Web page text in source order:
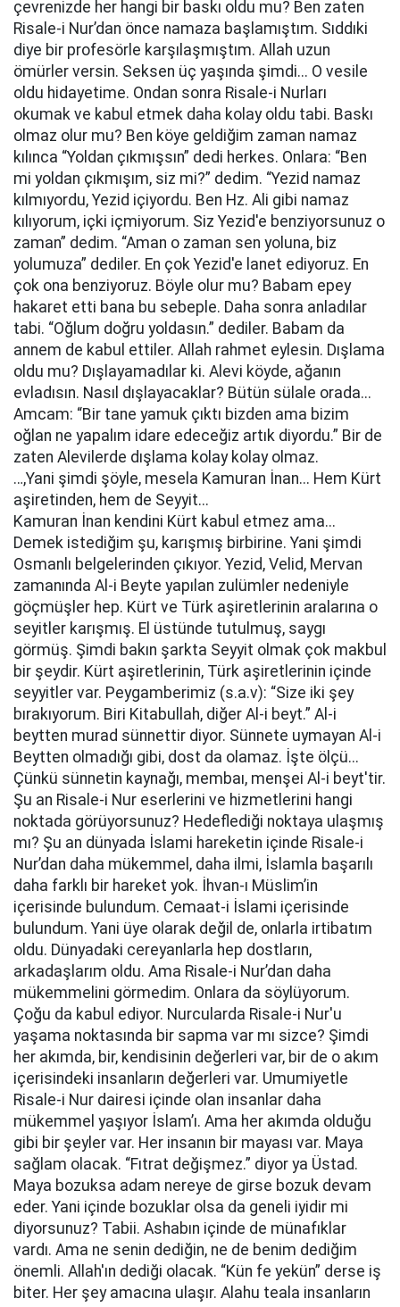
çevrenizde her hangi bir baskı oldu mu? Ben zaten
Risale-i Nur’dan önce namaza başlamıştım. Sıddıki
diye bir profesörle karşılaşmıştım. Allah uzun
ömürler versin. Seksen üç yaşında şimdi... O vesile
oldu hidayetime. Ondan sonra Risale-i Nurları
okumak ve kabul etmek daha kolay oldu tabi. Baskı
olmaz olur mu? Ben köye geldiğim zaman namaz
kılınca “Yoldan çıkmışsın” dedi herkes. Onlara: “Ben
mi yoldan çıkmışım, siz mi?” dedim. “Yezid namaz
kılmıyordu, Yezid içiyordu. Ben Hz. Ali gibi namaz
kılıyorum, içki içmiyorum. Siz Yezid'e benziyorsunuz o
zaman” dedim. “Aman o zaman sen yoluna, biz
yolumuza” dediler. En çok Yezid'e lanet ediyoruz. En
çok ona benziyoruz. Böyle olur mu? Babam epey
hakaret etti bana bu sebeple. Daha sonra anladılar
tabi. “Oğlum doğru yoldasın.” dediler. Babam da
annem de kabul ettiler. Allah rahmet eylesin. Dışlama
oldu mu? Dışlayamadılar ki. Alevi köyde, ağanın
evladısın. Nasıl dışlayacaklar? Bütün sülale orada...
Amcam: “Bir tane yamuk çıktı bizden ama bizim
oğlan ne yapalım idare edeceğiz artık diyordu.” Bir de
zaten Alevilerde dışlama kolay kolay olmaz.
…,Yani şimdi şöyle, mesela Kamuran İnan... Hem Kürt
aşiretinden, hem de Seyyit...
Kamuran İnan kendini Kürt kabul etmez ama...
Demek istediğim şu, karışmış birbirine. Yani şimdi
Osmanlı belgelerinden çıkıyor. Yezid, Velid, Mervan
zamanında Al-i Beyte yapılan zulümler nedeniyle
göçmüşler hep. Kürt ve Türk aşiretlerinin aralarına o
seyitler karışmış. El üstünde tutulmuş, saygı
görmüş. Şimdi bakın şarkta Seyyit olmak çok makbul
bir şeydir. Kürt aşiretlerinin, Türk aşiretlerinin içinde
seyyitler var. Peygamberimiz (s.a.v): “Size iki şey
bırakıyorum. Biri Kitabullah, diğer Al-i beyt.” Al-i
beytten murad sünnettir diyor. Sünnete uymayan Al-i
Beytten olmadığı gibi, dost da olamaz. İşte ölçü...
Çünkü sünnetin kaynağı, membaı, menşei Al-i beyt'tir.
Şu an Risale-i Nur eserlerini ve hizmetlerini hangi
noktada görüyorsunuz? Hedeflediği noktaya ulaşmış
mı? Şu an dünyada İslami hareketin içinde Risale-i
Nur’dan daha mükemmel, daha ilmi, İslamla başarılı
daha farklı bir hareket yok. İhvan-ı Müslim’in
içerisinde bulundum. Cemaat-i İslami içerisinde
bulundum. Yani üye olarak değil de, onlarla irtibatım
oldu. Dünyadaki cereyanlarla hep dostların,
arkadaşlarım oldu. Ama Risale-i Nur’dan daha
mükemmelini görmedim. Onlara da söylüyorum.
Çoğu da kabul ediyor. Nurcularda Risale-i Nur'u
yaşama noktasında bir sapma var mı sizce? Şimdi
her akımda, bir, kendisinin değerleri var, bir de o akım
içerisindeki insanların değerleri var. Umumiyetle
Risale-i Nur dairesi içinde olan insanlar daha
mükemmel yaşıyor İslam’ı. Ama her akımda olduğu
gibi bir şeyler var. Her insanın bir mayası var. Maya
sağlam olacak. “Fıtrat değişmez.” diyor ya Üstad.
Maya bozuksa adam nereye de girse bozuk devam
eder. Yani içinde bozuklar olsa da geneli iyidir mi
diyorsunuz? Tabii. Ashabın içinde de münafıklar
vardı. Ama ne senin dediğin, ne de benim dediğim
önemli. Allah'ın dediği olacak. “Kün fe yekün” derse iş
biter. Her şey amacına ulaşır. Alahu teala insanların